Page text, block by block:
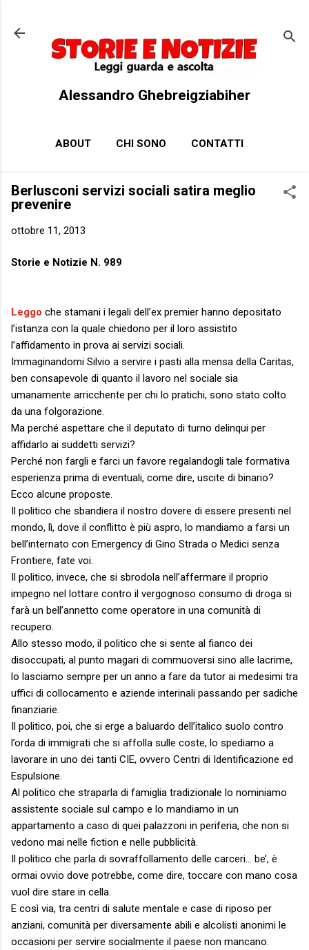
Alessandro Ghebreigziabiher
ABOUT CHI SONO CONTATTI
Berlusconi servizi sociali satira meglio
prevenire
ottobre 11, 2013
Storie e Notizie N. 989
Leggo che stamani i legali dell’ex premier hanno depositato
l’istanza con la quale chiedono per il loro assistito
l’affidamento in prova ai servizi sociali.
Immaginandomi Silvio a servire i pasti alla mensa della Caritas,
ben consapevole di quanto il lavoro nel sociale sia
umanamente arricchente per chi lo pratichi, sono stato colto
da una folgorazione.
Ma perché aspettare che il deputato di turno delinqui per
affidarlo ai suddetti servizi?
Perché non fargli e farci un favore regalandogli tale formativa
esperienza prima di eventuali, come dire, uscite di binario?
Ecco alcune proposte.
Il politico che sbandiera il nostro dovere di essere presenti nel
mondo, lì, dove il conflitto è più aspro, lo mandiamo a farsi un
bell’internato con Emergency di Gino Strada o Medici senza
Frontiere, fate voi.
Il politico, invece, che si sbrodola nell’affermare il proprio
impegno nel lottare contro il vergognoso consumo di droga si
farà un bell’annetto come operatore in una comunità di
recupero.
Allo stesso modo, il politico che si sente al fianco dei
disoccupati, al punto magari di commuoversi sino alle lacrime,
lo lasciamo sempre per un anno a fare da tutor ai medesimi tra
uffici di collocamento e aziende interinali passando per sadiche
finanziarie.
Il politico, poi, che si erge a baluardo dell’italico suolo contro
l’orda di immigrati che si affolla sulle coste, lo spediamo a
lavorare in uno dei tanti CIE, ovvero Centri di Identificazione ed
Espulsione.
Al politico che straparla di famiglia tradizionale lo nominiamo
assistente sociale sul campo e lo mandiamo in un
appartamento a caso di quei palazzoni in periferia, che non si
vedono mai nelle fiction e nelle pubblicità.
Il politico che parla di sovraffollamento delle carceri… be’, è
ormai ovvio dove potrebbe, come dire, toccare con mano cosa
vuol dire stare in cella.
E così via, tra centri di salute mentale e case di riposo per
anziani, comunità per diversamente abili e alcolisti anonimi le
occasioni per servire socialmente il paese non mancano.